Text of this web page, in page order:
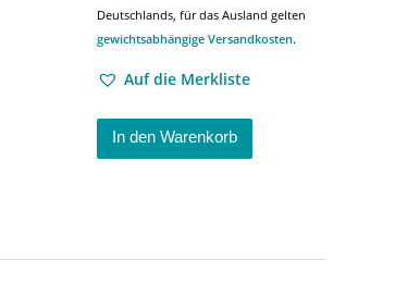
Deutschlands, für das Ausland gelten
gewichtsabhängige Versandkosten.
Auf die Merkliste
In den Warenkorb